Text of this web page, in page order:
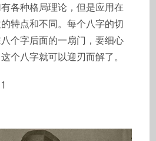
各种格局理论，但是应用在
特点和不同。每个八字的切
个字后面的一扇门，要细心
个八字就可以迎刃而解了。